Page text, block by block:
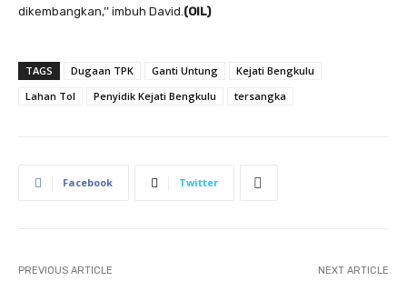
dikembangkan,’’ imbuh David.(OIL)
TAGS Dugaan TPK Ganti Untung
Kejati Bengkulu
Lahan Tol
Penyidik Kejati Bengkulu tersangka
Facebook Twitter
PREVIOUS ARTICLE NEXT ARTICLE